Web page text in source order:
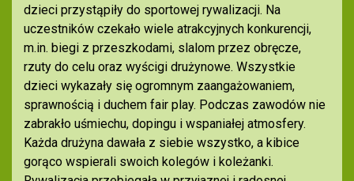
dzieci przystąpiły do sportowej rywalizacji. Na
uczestników czekało wiele atrakcyjnych konkurencji,
m.in. biegi z przeszkodami, slalom przez obręcze,
rzuty do celu oraz wyścigi drużynowe. Wszystkie
dzieci wykazały się ogromnym zaangażowaniem,
sprawnością i duchem fair play. Podczas zawodów nie
zabrakło uśmiechu, dopingu i wspaniałej atmosfery.
Każda drużyna dawała z siebie wszystko, a kibice
gorąco wspierali swoich kolegów i koleżanki.